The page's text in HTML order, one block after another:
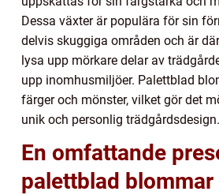
Dessa växter är populära för sin
delvis skuggiga områden och är
lysa upp mörkare delar av
upp inomhusmiljöer. Palettblad
färger och mönster, vilket gör det
unik och personlig trädgårdsdesign.
En omfattande
palettblad blommar